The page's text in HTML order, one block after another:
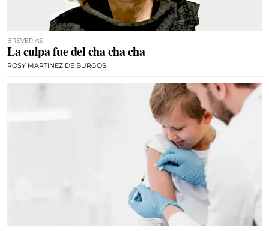
BREVERÍAS
La culpa fue del cha cha cha
ROSY MARTINEZ DE BURGOS